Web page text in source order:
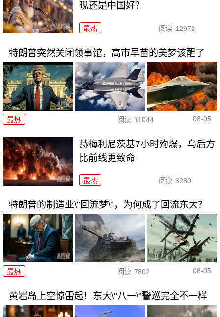
现还是中国好？
最热 阅读 12972
特朗普突然关闭领事馆，高市早苗的美梦该醒了
最热 阅读 11044 08-05
赫梅利尼茨基7小时殉爆，乌后方
比前线更致命
最热 阅读 8280
特朗普的制造业\"回流梦\"，为何成了回流东大？
最热 阅读 7802 08-05
黄岩岛上空惊雷起！东大\"八一\"警巡完全不一样